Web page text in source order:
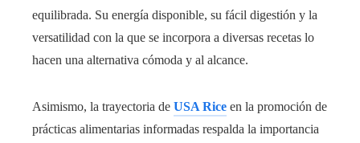
equilibrada. Su energía disponible, su fácil digestión y la
versatilidad con la que se incorpora a diversas recetas lo
hacen una alternativa cómoda y al alcance.
Asimismo, la trayectoria de USA Rice en la promoción de
prácticas alimentarias informadas respalda la importancia